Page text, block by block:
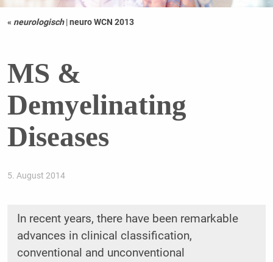
« neurologisch |neuro WCN 2013
MS &
Demyelinating
Diseases
5. August 2014
In recent years, there have been remarkable
advances in clinical classification,
conventional and unconventional